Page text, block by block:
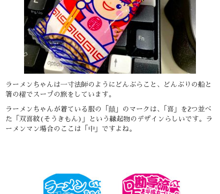
ラーメンちゃんは一寸法師のようにどんぶらこと、どんぶりの船と
箸の櫂でスープの旅をしています。
ラーメンちゃんが着ている服の「囍」のマークは、｢喜」を2つ並べ
た「双喜紋(そうきもん)」という縁起物のデザインらしいです。ラ
ーメンマン場合のここは「中」ですよね。